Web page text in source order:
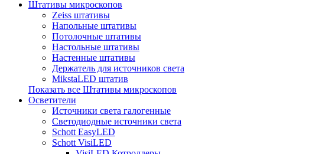
Штативы микроскопов
Zeiss штативы
Напольные штативы
Потолочные штативы
Настольные штативы
Настенные штативы
Держатель для источников света
MikstaLED штатив
Показать все Штативы микроскопов
Осветители
Источники света галогенные
Светодиодные источники света
Schott EasyLED
Schott VisiLED